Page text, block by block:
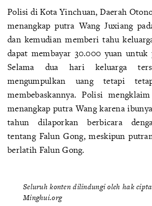
Polisi di Kota Yinchuan, Daerah
menangkap putra Wang Juxiang
dan kemudian memberi tahu
dapat membayar 30.000 yuan untuk
Selama dua hari keluarga
mengumpulkan uang tetapi
membebaskannya. Polisi
menangkap putra Wang karena
tahun dilaporkan berbicara
tentang Falun Gong, meskipun
berlatih Falun Gong.
Seluruh konten dilindungi oleh hak
Minghui.org